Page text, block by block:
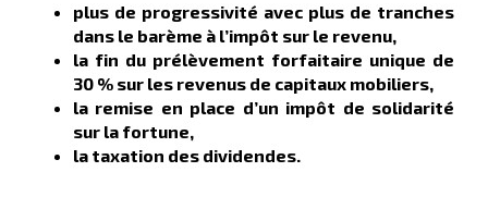
plus de progressivité avec plus de tranches
dans le barème à l’impôt sur le revenu,
la fin du prélèvement forfaitaire unique de
30 % sur les revenus de capitaux mobiliers,
la remise en place d’un impôt de solidarité
sur la fortune,
la taxation des dividendes.